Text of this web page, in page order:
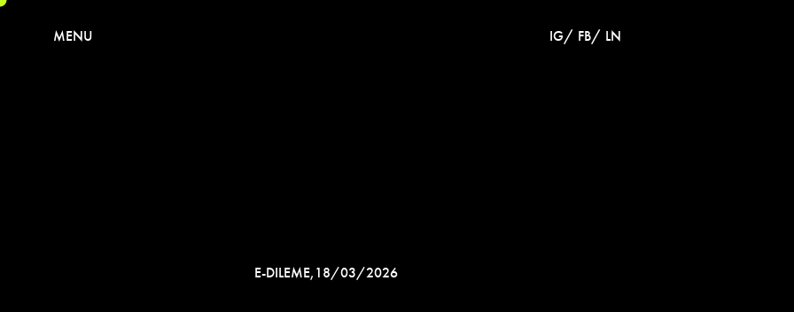
MENU IG/ FB/ LN
E-DILEME,18/03/2026